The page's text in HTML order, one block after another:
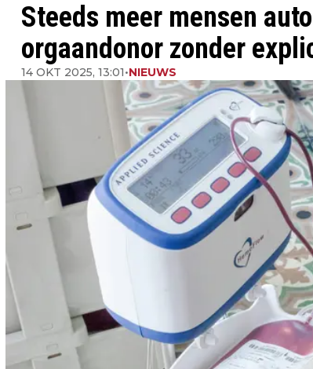
Steeds meer mensen
orgaandonor zonder
14 OKT 2025, 13:01•NIEUWS